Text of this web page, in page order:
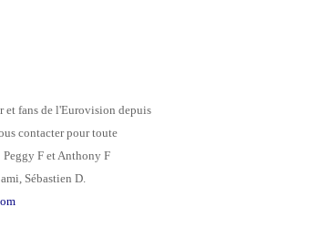
et fans de l'Eurovision depuis
contacter pour toute
F et Anthony F
Sébastien D.